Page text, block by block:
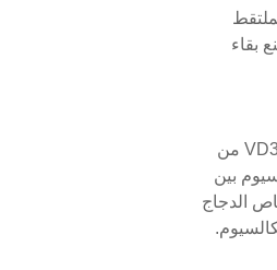
لمنع بقاء
ليس فقط للحفاظ على إنتاج بيض أعلى للقطعان، بل لتحسين جودة قشر البيض وتقليل معدلات الكسر. يُعد الكالسيوم والفوسفور والمغنيسيوم وVD3 من
بين
الكافي لامتصاص الدجاج